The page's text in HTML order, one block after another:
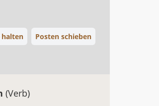
halten Posten schieben
(Verb)